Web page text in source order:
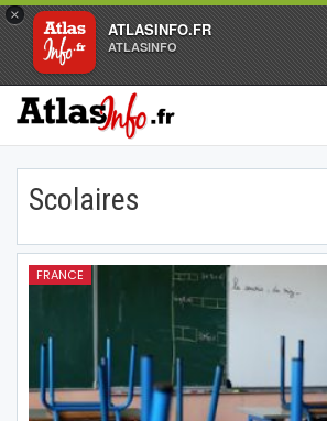
×
ATLASINFO.FR
ATLASINFO
Scolaires
FRANCE